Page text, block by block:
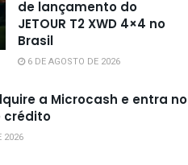
de lançamento do
JETOUR T2 XWD 4×4 no
Brasil
6 DE AGOSTO DE 2026
a Microcash e entra no
crédito
2026